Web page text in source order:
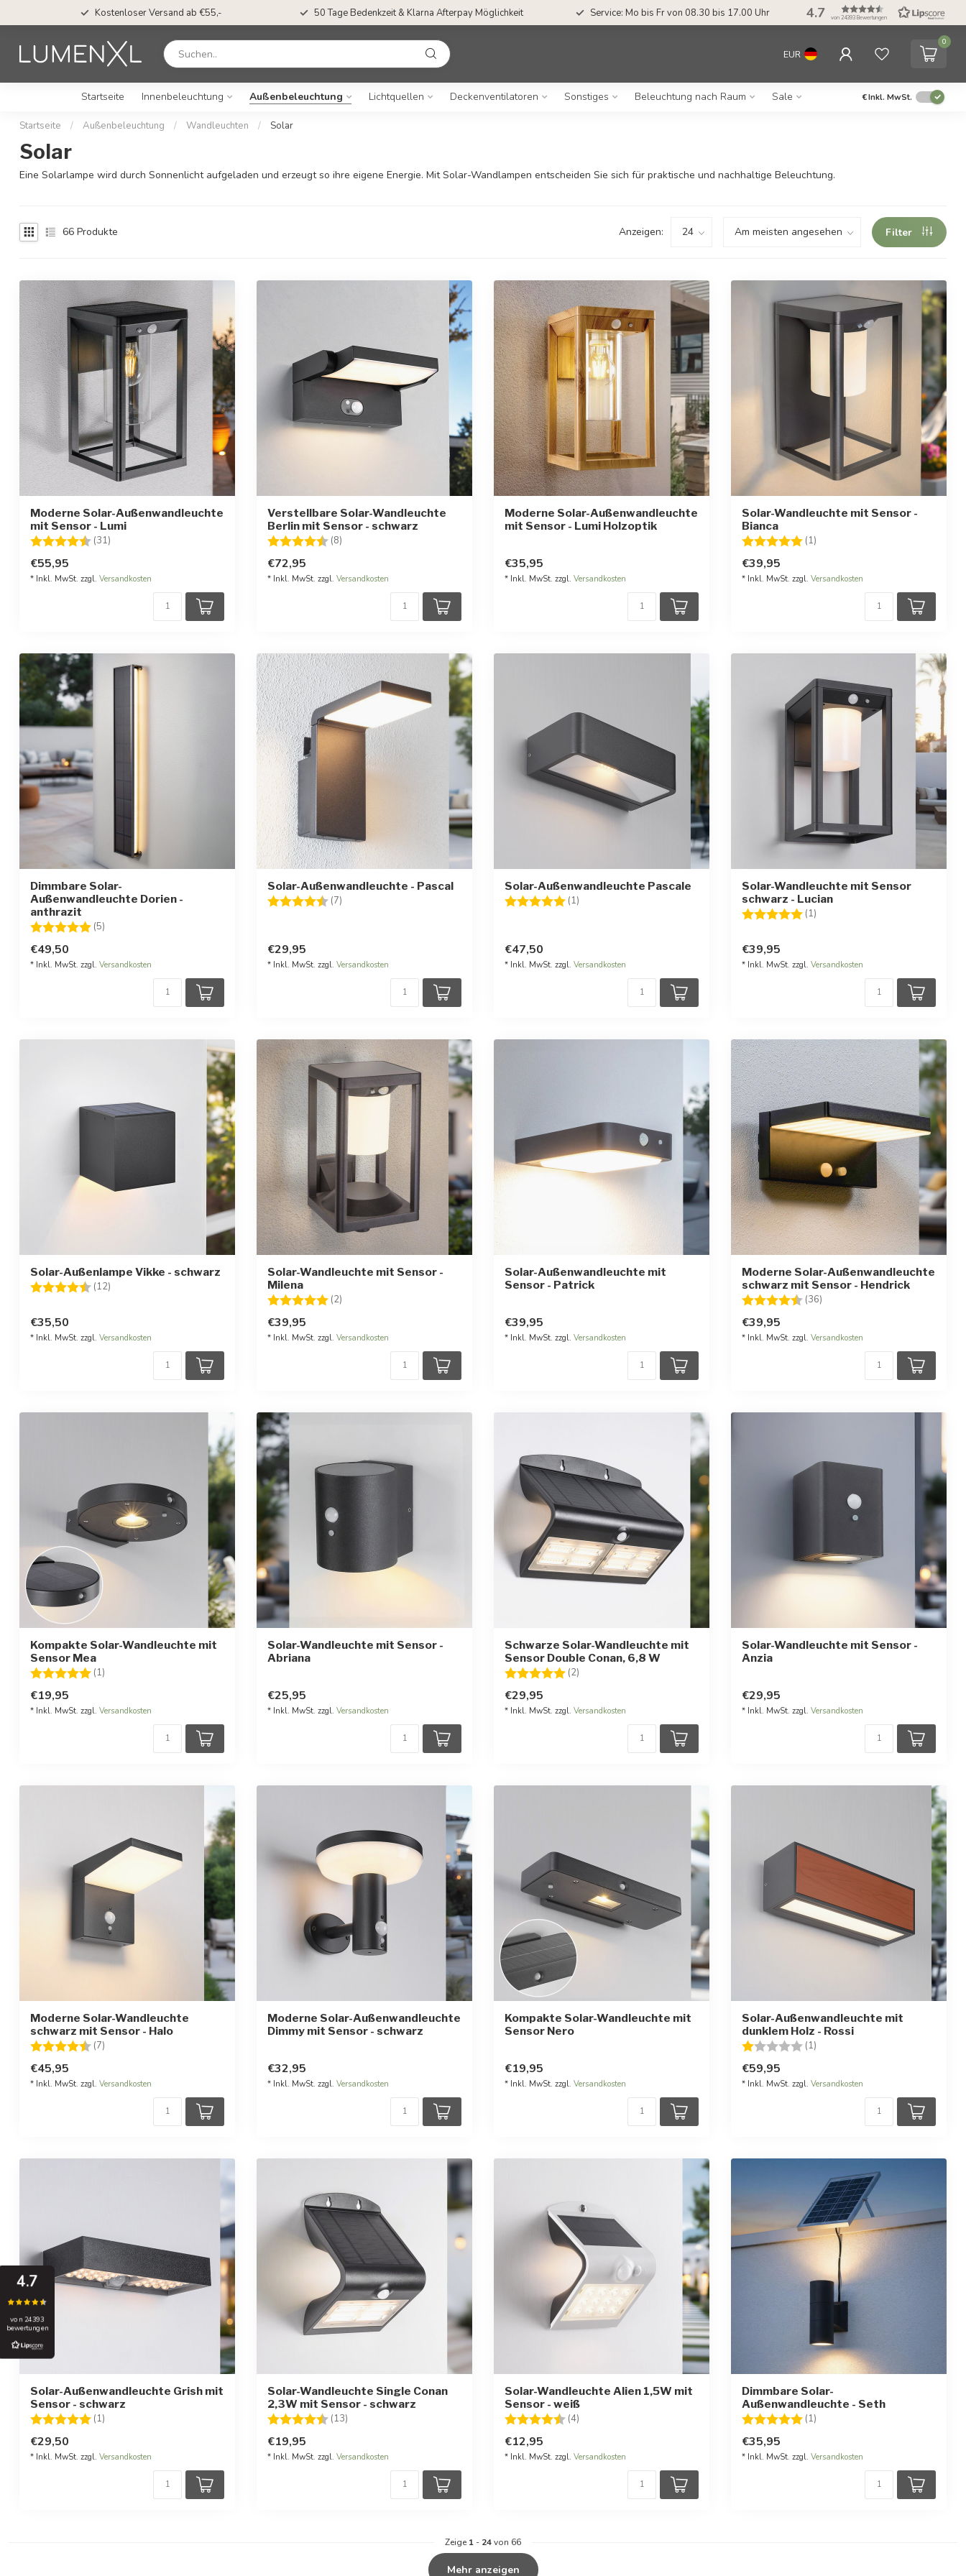
Vor 15.00 Uhr bestellt, am selben Tag versandt* Kostenloser Versand ab €55,- 50 Tage Bedenkzeit & Klarna Afterpay Möglichkeit Service: Mo bis Fr von
4.7 von 24393 Bewertungen
EUR
0
Startseite Innenbeleuchtung Außenbeleuchtung Lichtquellen Deckenventilatoren Sonstiges Beleuchtung nach Raum Sale €Inkl. MwSt.
Startseite / Außenbeleuchtung / Wandleuchten / Solar
Solar
Eine Solarlampe wird durch Sonnenlicht aufgeladen und erzeugt so ihre eigene Energie. Mit Solar-Wandlampen entscheiden Sie sich für praktische und nachhaltige Beleuchtung.
66 Produkte Anzeigen: Filter
Moderne Solar-Außenwandleuchte
mit Sensor - Lumi
Bewertung:
(31)
€55,95
* Inkl. MwSt. zzgl. Versandkosten
Verstellbare Solar-Wandleuchte
Berlin mit Sensor - schwarz
Bewertung:
(8)
€72,95
* Inkl. MwSt. zzgl. Versandkosten
Moderne Solar-Außenwandleuchte
mit Sensor - Lumi Holzoptik
€35,95
* Inkl. MwSt. zzgl. Versandkosten
Solar-Wandleuchte mit Sensor -
Bianca
Bewertung:
(1)
€39,95
* Inkl. MwSt. zzgl. Versandkosten
Dimmbare Solar-
Außenwandleuchte Dorien -
anthrazit
Bewertung:
(5)
€49,50
* Inkl. MwSt. zzgl. Versandkosten
Solar-Außenwandleuchte - Pascal
Bewertung:
(7)
€29,95
* Inkl. MwSt. zzgl. Versandkosten
Solar-Außenwandleuchte Pascale
Bewertung:
(1)
€47,50
* Inkl. MwSt. zzgl. Versandkosten
Solar-Wandleuchte mit Sensor
schwarz - Lucian
Bewertung:
(1)
€39,95
* Inkl. MwSt. zzgl. Versandkosten
Solar-Außenlampe Vikke - schwarz
Bewertung:
(12)
€35,50
* Inkl. MwSt. zzgl. Versandkosten
Solar-Wandleuchte mit Sensor -
Milena
Bewertung:
(2)
€39,95
* Inkl. MwSt. zzgl. Versandkosten
Solar-Außenwandleuchte mit
Sensor - Patrick
€39,95
* Inkl. MwSt. zzgl. Versandkosten
Moderne Solar-Außenwandleuchte
schwarz mit Sensor - Hendrick
Bewertung:
(36)
€39,95
* Inkl. MwSt. zzgl. Versandkosten
Kompakte Solar-Wandleuchte mit
Sensor Mea
Bewertung:
(1)
€19,95
* Inkl. MwSt. zzgl. Versandkosten
Solar-Wandleuchte mit Sensor -
Abriana
€25,95
* Inkl. MwSt. zzgl. Versandkosten
Schwarze Solar-Wandleuchte mit
Sensor Double Conan, 6,8 W
Bewertung:
(2)
€29,95
* Inkl. MwSt. zzgl. Versandkosten
Solar-Wandleuchte mit Sensor -
Anzia
€29,95
* Inkl. MwSt. zzgl. Versandkosten
Moderne Solar-Wandleuchte
schwarz mit Sensor - Halo
Bewertung:
(7)
€45,95
* Inkl. MwSt. zzgl. Versandkosten
Moderne Solar-Außenwandleuchte
Dimmy mit Sensor - schwarz
€32,95
* Inkl. MwSt. zzgl. Versandkosten
Kompakte Solar-Wandleuchte mit
Sensor Nero
€19,95
* Inkl. MwSt. zzgl. Versandkosten
Solar-Außenwandleuchte mit
dunklem Holz - Rossi
Bewertung:
(1)
€59,95
* Inkl. MwSt. zzgl. Versandkosten
Solar-Außenwandleuchte Grish mit
Sensor - schwarz
Bewertung:
(1)
€29,50
* Inkl. MwSt. zzgl. Versandkosten
Solar-Wandleuchte Single Conan
2,3W mit Sensor - schwarz
Bewertung:
(13)
€19,95
* Inkl. MwSt. zzgl. Versandkosten
Solar-Wandleuchte Alien 1,5W mit
Sensor - weiß
Bewertung:
(4)
€12,95
* Inkl. MwSt. zzgl. Versandkosten
Dimmbare Solar-
Außenwandleuchte - Seth
Bewertung:
(1)
€35,95
* Inkl. MwSt. zzgl. Versandkosten
Zeige 1 - 24von 66
Mehr anzeigen
4.7
von 24393
bewertungen